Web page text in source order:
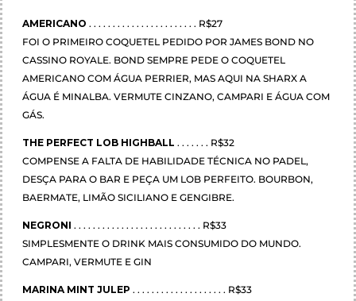
AMERICANO . . . . . . . . . . . . . . . . . . . . . . . R$27
FOI O PRIMEIRO COQUETEL PEDIDO POR JAMES BOND NO
CASSINO ROYALE. BOND SEMPRE PEDE O COQUETEL
AMERICANO COM ÁGUA PERRIER, MAS AQUI NA SHARX A
ÁGUA É MINALBA. VERMUTE CINZANO, CAMPARI E ÁGUA COM
GÁS.
THE PERFECT LOB HIGHBALL . . . . . . . R$32
COMPENSE A FALTA DE HABILIDADE TÉCNICA NO PADEL,
DESÇA PARA O BAR E PEÇA UM LOB PERFEITO. BOURBON,
BAERMATE, LIMÃO SICILIANO E GENGIBRE.
NEGRONI . . . . . . . . . . . . . . . . . . . . . . . . . . . R$33
SIMPLESMENTE O DRINK MAIS CONSUMIDO DO MUNDO.
CAMPARI, VERMUTE E GIN
MARINA MINT JULEP . . . . . . . . . . . . . . . . . . . . R$33